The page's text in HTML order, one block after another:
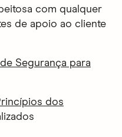
com qualquer
de apoio ao cliente
Segurança para
dos